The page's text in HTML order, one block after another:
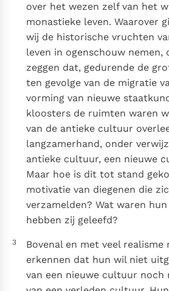
over het wezen zelf van het
monastieke leven. Waarover
wij de historische vruchten
leven in ogenschouw nemen,
zeggen dat, gedurende de
ten gevolge van de migratie
vorming van nieuwe
kloosters de ruimten waren
van de antieke cultuur
langzamerhand, onder
antieke cultuur, een nieuwe
Maar hoe is dit tot stand
motivatie van diegenen die
verzamelden? Wat waren
hebben zij geleefd?
3
Bovenal en met veel realisme
erkennen dat hun wil niet
van een nieuwe cultuur noch